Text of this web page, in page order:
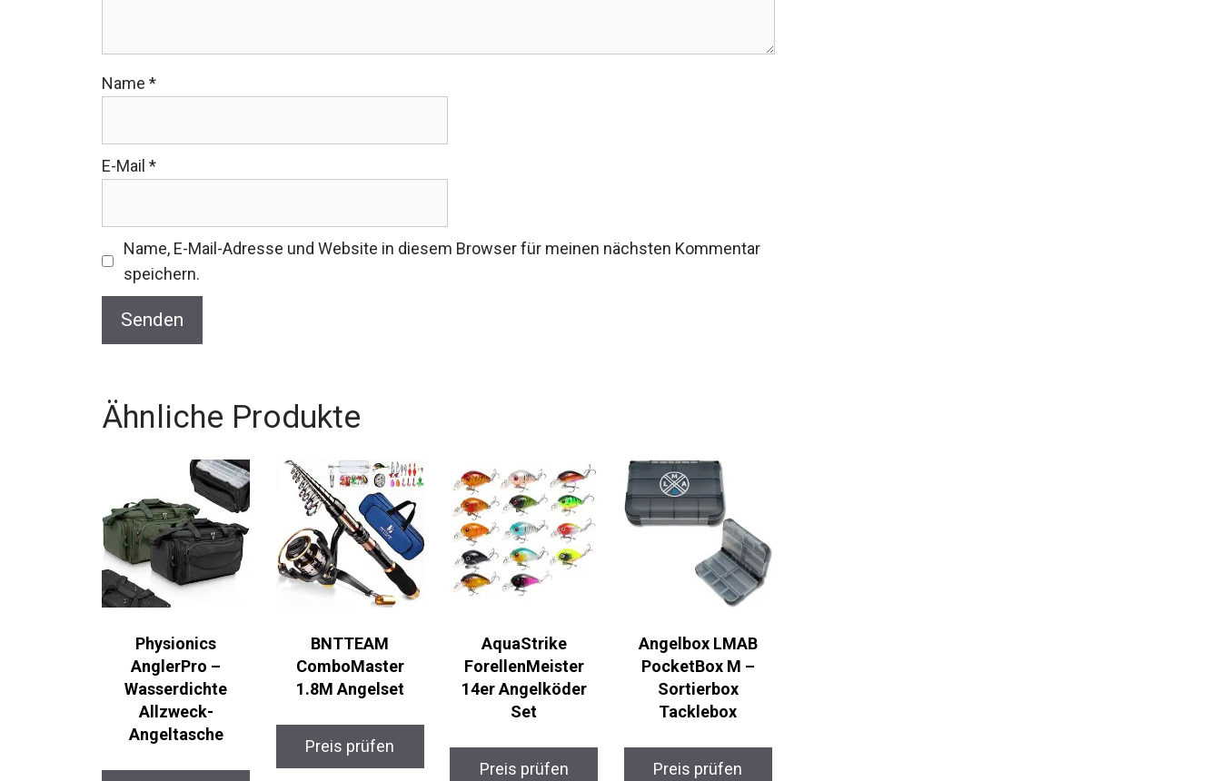
Name *
E-Mail *
Name, E-Mail-Adresse und Website in diesem Browser für meinen nächsten Kommentar
speichern.
Ähnliche Produkte
Physionics
AnglerPro –
Wasserdichte
Allzweck-
Angeltasche
BNTTEAM
ComboMaster
1.8M Angelset
Preis prüfen
AquaStrike
ForellenMeister
14er Angelköder
Set
Preis prüfen
Angelbox LMAB
PocketBox M –
Sortierbox
Tacklebox
Preis prüfen